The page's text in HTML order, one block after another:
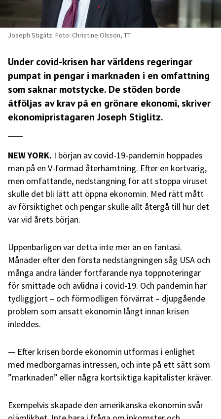
Joseph Stiglitz. Foto: Christine Olsson, TT
Under covid-krisen har världens regeringar
pumpat in pengar i marknaden i en omfattning
som saknar motstycke. De stöden borde
åtföljas av krav på en grönare ekonomi, skriver
ekonomipristagaren Joseph Stiglitz.
NEW YORK. I början av covid-19-pandemin hoppades
man på en V-formad återhämtning. Efter en kortvarig,
men omfattande, nedstängning för att stoppa viruset
skulle det bli lätt att öppna ekonomin. Med rätt mått
av försiktighet och pengar skulle allt återgå till hur det
var vid årets början.
Uppenbarligen var detta inte mer än en fantasi.
Månader efter den första nedstängningen såg USA och
många andra länder fortfarande nya toppnoteringar
för smittade och avlidna i covid-19. Och pandemin har
tydliggjort – och förmodligen förvärrat – djupgående
problem som ansatt ekonomin långt innan krisen
inleddes.
Efter krisen borde ekonomin utformas i enlighet
med medborgarnas intressen, och inte på ett sätt som
”marknaden” eller några kortsiktiga kapitalister kräver.
Exempelvis skapade den amerikanska ekonomin svår